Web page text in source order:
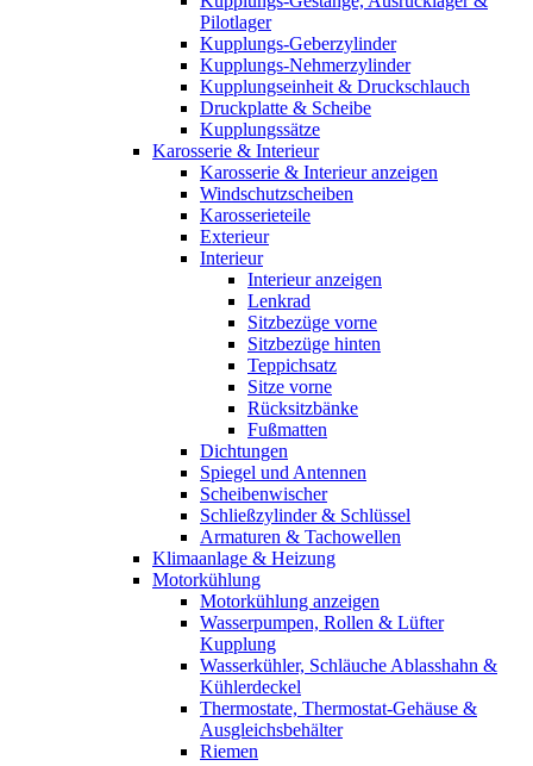
Pilotlager
Kupplungs-Geberzylinder
Kupplungs-Nehmerzylinder
Kupplungseinheit & Druckschlauch
Druckplatte & Scheibe
Kupplungssätze
Karosserie & Interieur
Karosserie & Interieur anzeigen
Windschutzscheiben
Karosserieteile
Exterieur
Interieur
Interieur anzeigen
Lenkrad
Sitzbezüge vorne
Sitzbezüge hinten
Teppichsatz
Sitze vorne
Rücksitzbänke
Fußmatten
Dichtungen
Spiegel und Antennen
Scheibenwischer
Schließzylinder & Schlüssel
Armaturen & Tachowellen
Klimaanlage & Heizung
Motorkühlung
Motorkühlung anzeigen
Wasserpumpen, Rollen & Lüfter
Kupplung
Wasserkühler, Schläuche Ablasshahn &
Kühlerdeckel
Thermostate, Thermostat-Gehäuse &
Ausgleichsbehälter
Riemen